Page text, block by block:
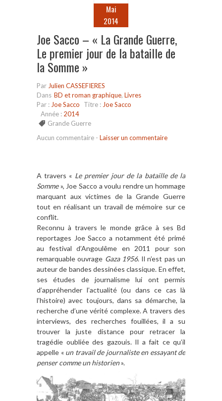
Mai
2014
Joe Sacco – « La Grande Guerre,
Le premier jour de la bataille de
la Somme »
Par Julien CASSEFIERES
Dans BD et roman graphique, Livres
Par : Joe Sacco Titre : Joe Sacco
Année : 2014
Grande Guerre
Aucun commentaire - Laisser un commentaire
A travers « Le premier jour de la bataille de la
Somme», Joe Sacco a voulu rendre un hommage
marquant aux victimes de la Grande Guerre
tout en réalisant un travail de mémoire sur ce
conflit.
Reconnu à travers le monde grâce à ses Bd
reportages Joe Sacco a notamment été primé
au festival d’Angoulême en 2011 pour son
remarquable ouvrage Gaza 1956. Il n’est pas un
auteur de bandes dessinées classique. En effet,
ses études de journalisme lui ont permis
d’appréhender l’actualité (ou dans ce cas là
l’histoire) avec toujours, dans sa démarche, la
recherche d’une vérité complexe. A travers des
interviews, des recherches fouillées, il a su
trouver la juste distance pour retracer la
tragédie oubliée des gazouis. Il a fait ce qu’il
appelle « un travail de journaliste en essayant de
penser comme un historien».